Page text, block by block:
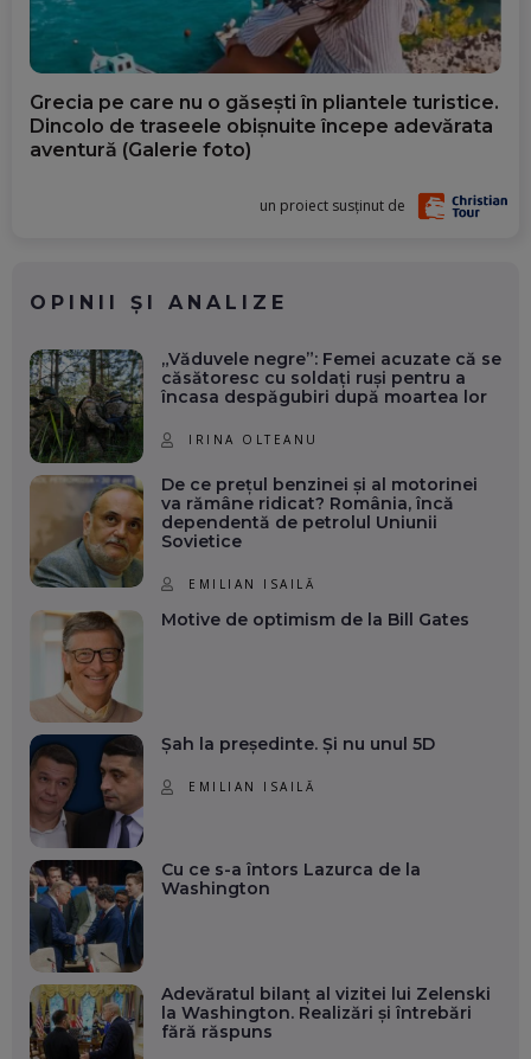
Grecia pe care nu o găsești în pliantele turistice.
Dincolo de traseele obișnuite începe adevărata
aventură (Galerie foto)
un proiect susținut de
OPINII ȘI ANALIZE
„Văduvele negre”: Femei acuzate că se
căsătoresc cu soldați ruși pentru a
încasa despăgubiri după moartea lor
IRINA OLTEANU
De ce prețul benzinei și al motorinei
va rămâne ridicat? România, încă
dependentă de petrolul Uniunii
Sovietice
EMILIAN ISAILĂ
Motive de optimism de la Bill Gates
Șah la președinte. Și nu unul 5D
EMILIAN ISAILĂ
Cu ce s-a întors Lazurca de la
Washington
Adevăratul bilanț al vizitei lui Zelenski
la Washington. Realizări și întrebări
fără răspuns